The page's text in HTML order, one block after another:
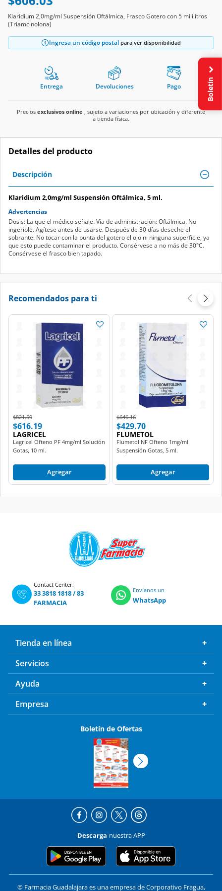
Klaridium 2,0mg/ml Suspensión Oftálmica, Frasco Gotero con 5 mililitros
(Triamcinolona)
Ingresa un código postal para ver disponibilidad
Entrega Devoluciones Pago
Precios exclusivos online , sujeto a variaciones por ubicación y diferente
a tienda física.
Detalles del producto
Descripción
Klaridium 2,0mg/ml Suspensión Oftálmica, 5 ml.
Advertencias
Dosis: La que el médico señale. Vía de administración: Oftálmica. No
ingerible. Agítese antes de usarse. Después de 30 días deseche el
sobrante. No tocar con la punta del gotero el ojo ni ninguna superficie, ya
que esto puede contaminar el producto. Consérvese a no más de 30°C.
Consérvese el frasco bien tapado.
Recomendados para ti
Price reduced from
$821.59to
$616.19
LAGRICEL
Lagricel Ofteno PF 4mg/ml Solución
Gotas, 10 ml.
Agregar
Price reduced from
$646.16to
$429.70
FLUMETOL
Flumetol NF Ofteno 1mg/ml
Suspensión Gotas, 5 ml.
Agregar
Contact Center:
33 3818 1818/83
FARMACIA
Envíanos un
WhatsApp
Tienda en línea
Servicios
Ayuda
Empresa
Boletín de Ofertas
Descarga nuestra APP
© Farmacia Guadalajara es una empresa de Corporativo Fragua,
Boletín